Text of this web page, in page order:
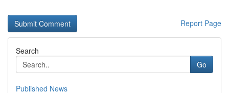
Report Page
Search
Go
Published News